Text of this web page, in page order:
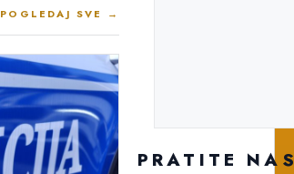
POGLEDAJ SVE →
PRATITE NAS